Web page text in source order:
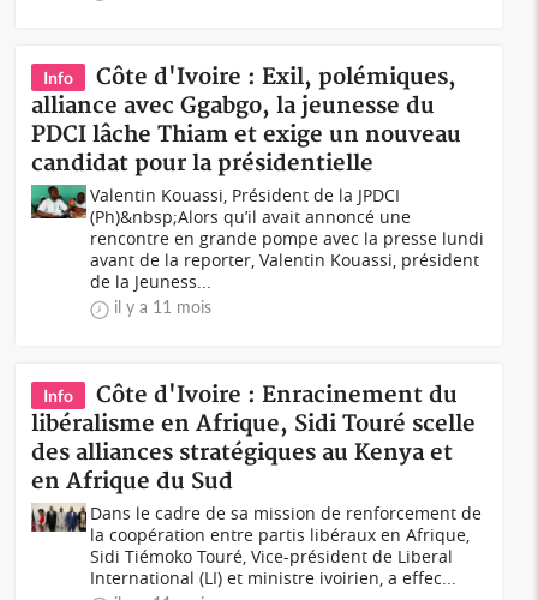
Info
Côte d'Ivoire : Exil, polémiques,
alliance avec Ggabgo, la jeunesse du
PDCI lâche Thiam et exige un nouveau
candidat pour la présidentielle
Valentin Kouassi, Président de la JPDCI
(Ph)&nbsp;Alors qu’il avait annoncé une
rencontre en grande pompe avec la presse lundi
avant de la reporter, Valentin Kouassi, président
de la Jeuness...
il y a 11 mois
Info
Côte d'Ivoire : Enracinement du
libéralisme en Afrique, Sidi Touré scelle
des alliances stratégiques au Kenya et
en Afrique du Sud
Dans le cadre de sa mission de renforcement de
la coopération entre partis libéraux en Afrique,
Sidi Tiémoko Touré, Vice-président de Liberal
International (LI) et ministre ivoirien, a effec...